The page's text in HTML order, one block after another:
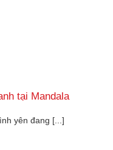
tại Mandala
yên đang [...]